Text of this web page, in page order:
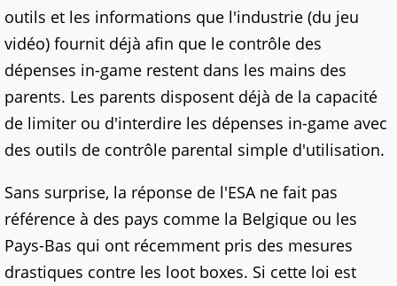
outils et les informations que l'industrie (du jeu
vidéo) fournit déjà afin que le contrôle des
dépenses in-game restent dans les mains des
parents. Les parents disposent déjà de la capacité
de limiter ou d'interdire les dépenses in-game avec
des outils de contrôle parental simple d'utilisation.
Sans surprise, la réponse de l'ESA ne fait pas
référence à des pays comme la Belgique ou les
Pays-Bas qui ont récemment pris des mesures
drastiques contre les loot boxes. Si cette loi est